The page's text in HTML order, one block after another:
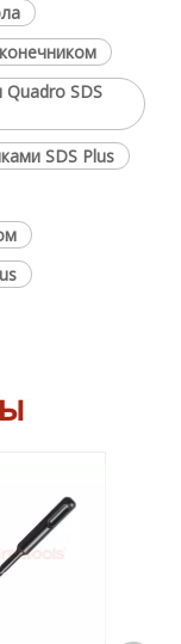
SDS
SDS Plus